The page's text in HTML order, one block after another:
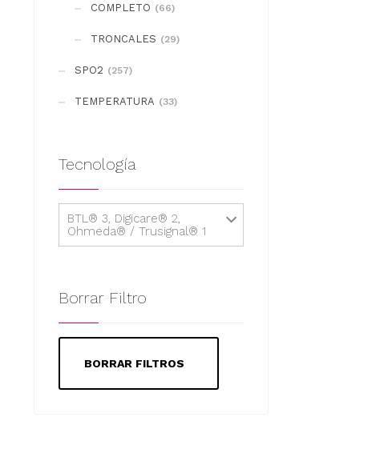
COMPLETO (66)
TRONCALES (29)
SPO2 (257)
TEMPERATURA (33)
Tecnología
BTL® 3, Digicare® 2,
Ohmeda® / Trusignal® 1
Borrar Filtro
BORRAR FILTROS